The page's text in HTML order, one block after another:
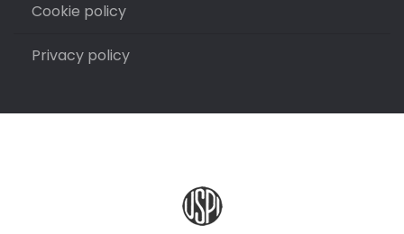
Cookie policy
Privacy policy